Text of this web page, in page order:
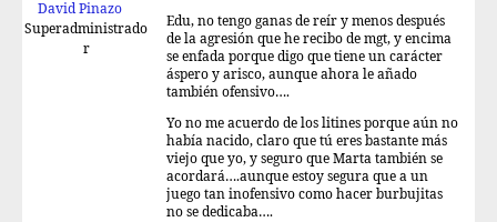
David Pinazo
Superadministrado
r
Edu, no tengo ganas de reír y menos después
de la agresión que he recibo de mgt, y encima
se enfada porque digo que tiene un carácter
áspero y arisco, aunque ahora le añado
también ofensivo….
Yo no me acuerdo de los litines porque aún no
había nacido, claro que tú eres bastante más
viejo que yo, y seguro que Marta también se
acordará….aunque estoy segura que a un
juego tan inofensivo como hacer burbujitas
no se dedicaba….